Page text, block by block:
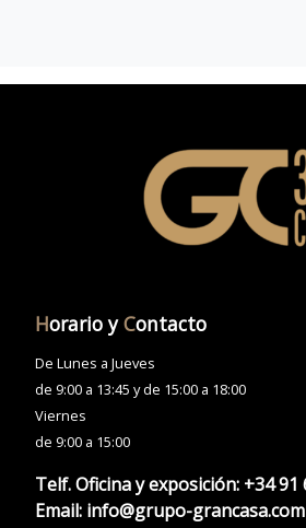
Horario yContacto
De Lunes a Jueves
de 9:00 a 13:45 y de 15:00 a 18:00
Viernes
de 9:00 a 15:00
Telf. Oficina y exposición: +34 91
Email: info@grupo-grancasa.com